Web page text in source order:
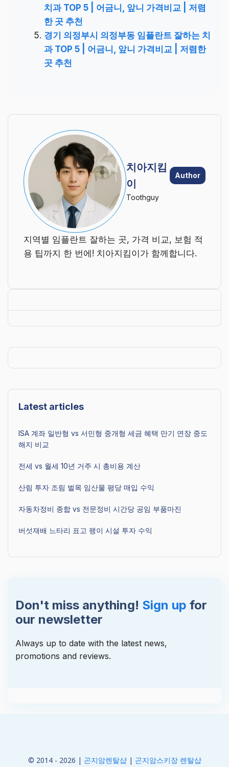
치과 TOP 5 | 어금니, 앞니 가격비교 | 저렴
한 곳 추천
경기 의정부시 의정부동 임플란트 잘하는 치
과 TOP 5 | 어금니, 앞니 가격비교 | 저렴한
곳 추천
치아지킴
이
Author
Toothguy
지역별 임플란트 잘하는 곳, 가격 비교, 보험 적
용 팁까지 한 번에! 치아지킴이가 함께합니다.
Latest articles
ISA 계좌 일반형 vs 서민형 중개형 세금 혜택 만기 연장 중도
해지 비교
전세 vs 월세 10년 거주 시 총비용 계산
산림 투자 조림 벌목 임산물 평당 매입 수익
자동차정비 종합 vs 전문정비 시간당 공임 부품마진
버섯재배 느타리 표고 팽이 시설 투자 수익
Don't miss anything! Sign up for
our newsletter
Always up to date with the latest news,
promotions and reviews.
© 2014 - 2026 | 곤지암렌탈샵| 곤지암스키장 렌탈샵